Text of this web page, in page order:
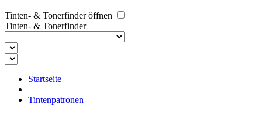
Tinten- & Tonerfinder öffnen
Tinten- & Tonerfinder
Startseite
Tintenpatronen